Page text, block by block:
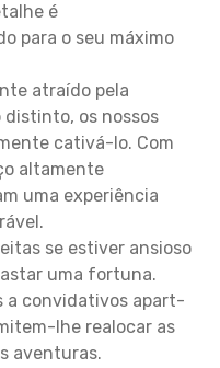
é
para o seu máximo
atraído pela
os nossos
cativá-lo. Com
altamente
uma experiência
se estiver ansioso
uma fortuna.
a convidativos apart-
lhe realocar as
aventuras.